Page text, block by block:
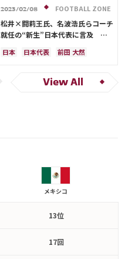
2023/02/08 FOOTBALL ZONE
松井×闘莉王氏、名波浩氏らコーチ
就任の“新生”日本代表に言及
指揮しなきゃ」
日本 日本代表
前田 大然
メキシコ
アメリカ
View All
メキシコ
13位
17回